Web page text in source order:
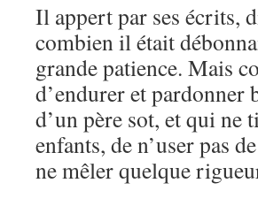
Il appert par ses écrits,
combien il était
grande patience. Mais
d’endurer et pardonner
d’un père sot, et qui ne
enfants, de n’user pas
ne mêler quelque